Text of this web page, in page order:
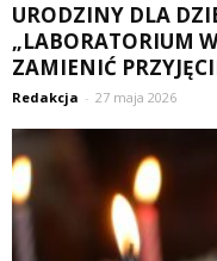
URODZINY DLA
„LABORATORIUM
ZAMIENIĆ
Redakcja - 27 maja 2026